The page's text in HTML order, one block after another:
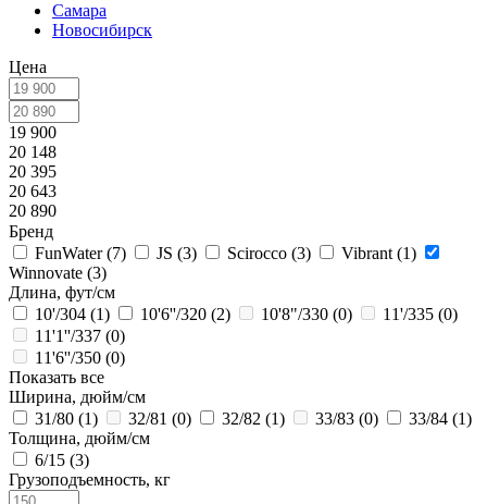
Самара
Новосибирск
Цена
19 900
20 148
20 395
20 643
20 890
Бренд
FunWater (7) JS (3) Scirocco (3) Vibrant (1)
Winnovate (3)
Длина, фут/см
10'/304 (1) 10'6''/320 (2) 10'8"/330 (0) 11'/335 (0)
11'1''/337 (0)
11'6''/350 (0)
Показать все
Ширина, дюйм/см
31/80 (1) 32/81 (0) 32/82 (1) 33/83 (0) 33/84 (1)
Толщина, дюйм/см
6/15 (3)
Грузоподъемность, кг